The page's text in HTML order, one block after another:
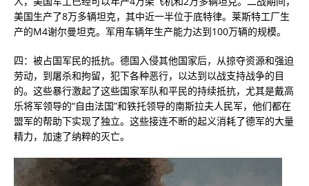
美国生产了8万多辆坦克，其中近一半位于底特律。莱斯特工厂生
产的M4谢尔曼坦克。军用车辆年生产能力达到100万辆的规模。
四：被占国军民的抵抗。德国入侵其他国家后，从掠夺资源和强迫
劳动，到屠杀和拘留，犯下各种恶行，以达到以战支持战争的目
的。这些暴行激起了这些国家军队和平民的持续抵抗，尤其是戴高
乐将军领导的“自由法国”和铁托领导的南斯拉夫人民军，他们都在
盟军的帮助下实现了独立。这些接连不断的起义消耗了德军的大量
精力，加速了纳粹的灭亡。